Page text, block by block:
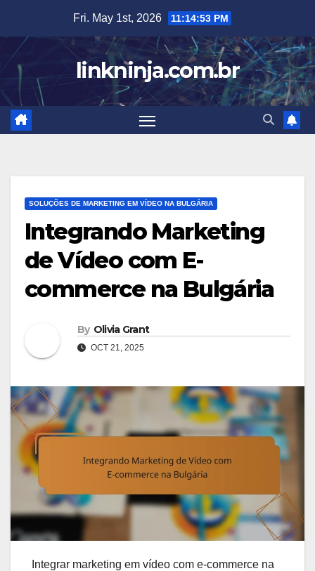
content
Fri. May 1st, 2026 11:14:54 PM
linkninja.com.br
SOLUÇÕES DE MARKETING EM VÍDEO NA BULGÁRIA
Integrando Marketing
de Vídeo com E-
commerce na Bulgária
By Olivia Grant
OCT 21, 2025
Integrar marketing em vídeo com e-commerce na